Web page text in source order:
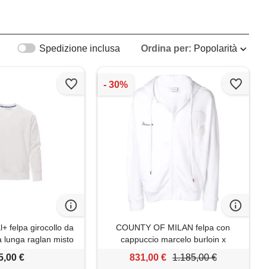
Ordina per: Popolarità
Spedizione inclusa
felpa girocollo da
lunga raglan misto
vita in costina
bianco (m)
€
COUNTY OF MILAN felpa con
cappuccio marcelo burloin x
muhammad ali - bianco
831,00 € 1.185,00 €